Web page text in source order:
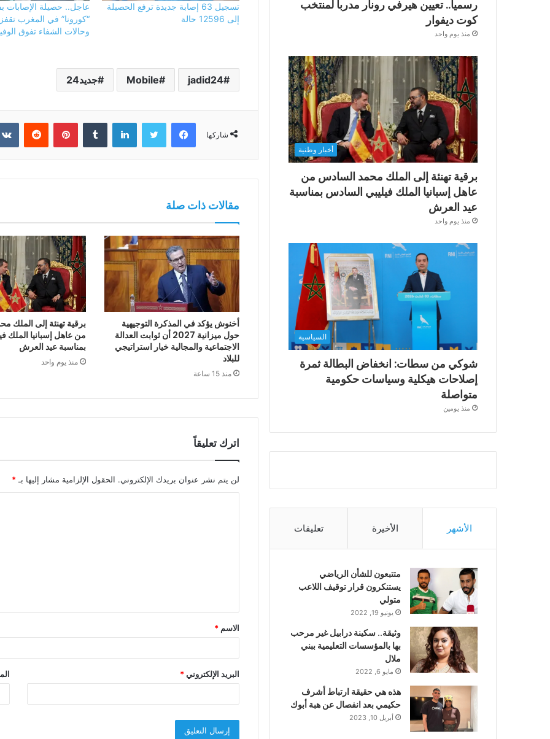
تسجيل 63 إصابة جديدة ترفع الحصيلة
إلى 12596 حالة
عاجل.. حصيلة الإصابات
وحالات الشفاء تفوق
jadid24
Mobile جديد24
شاركها
فيسبوك تويتر لينكدإن بينتيريست
مقالات ذات صلة
أخنوش يؤكد في المذكرة التوجيهية
حول ميزانية 2027 أن ثوابت العدالة
الاجتماعية والمجالية خيار استراتيجي
للبلاد
منذ 15 ساعة
برقية تهنئة إلى الملك
من عاهل إسبانيا الملك
بمناسبة عيد العرش
منذ يوم واحد
اترك تعليقاً
لن يتم نشر عنوان بريدك الإلكتروني. الحقول الإلزامية مشار إليها بـ *
ق
*
الاسم *
البريد الإلكتروني*
رسميا.. تعيين هيرفي رونار مدربا لمنتخب
كوت ديفوار
منذ يوم واحد
أخبار وطنية
برقية تهنئة إلى الملك محمد السادس من
عاهل إسبانيا الملك فيليبي السادس بمناسبة
عيد العرش
منذ يوم واحد
السياسية
شوكي من سطات: انخفاض البطالة ثمرة
إصلاحات هيكلية وسياسات حكومية
متواصلة
منذ يومين
الأشهر الأخيرة تعليقات
متتبعون للشأن الرياضي
يستنكرون قرار توقيف اللاعب
متولي
يونيو 19, 2022
وثيقة.. سكينة درابيل غير مرحب
بها بالمؤسسات التعليمية ببني
ملال
مايو 6, 2022
هذه هي حقيقة ارتباط أشرف
حكيمي بعد انفصال عن هبة أبوك
أبريل 10, 2023